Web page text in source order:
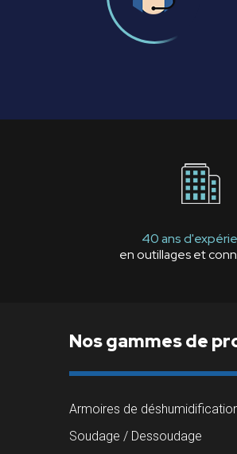
40 ans
en outillages et
Nos gammes de
Armoires de
Soudage / Dessoudage